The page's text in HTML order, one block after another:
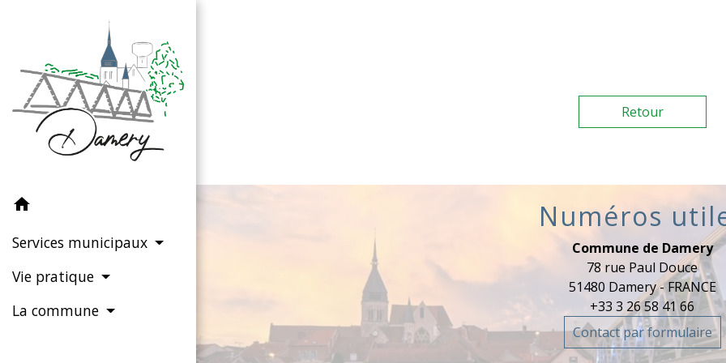
home
Services municipaux
Vie pratique
La commune
Retour
Numéros
Commune de Damery
78 rue Paul Douce
51480 Damery - FRANCE
+33 3 26 58 41 66
Contact par formulaire